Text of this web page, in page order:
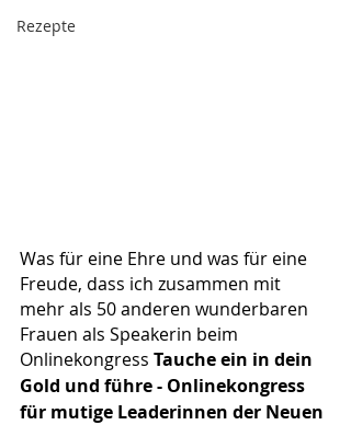
Rezepte
Was für eine Ehre und was für eine
Freude, dass ich zusammen mit
mehr als 50 anderen wunderbaren
Frauen als Speakerin beim
Onlinekongress Tauche ein in dein
Gold und führe - Onlinekongress
für mutige Leaderinnen der Neuen